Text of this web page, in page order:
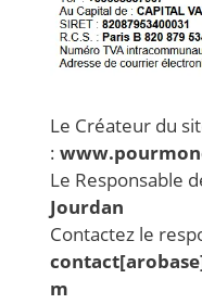
Le Créateur du
:
Le Responsable
Jourdan
Contactez le
m